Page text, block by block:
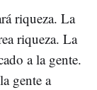
riqueza. La
riqueza. La
a la gente.
gente a